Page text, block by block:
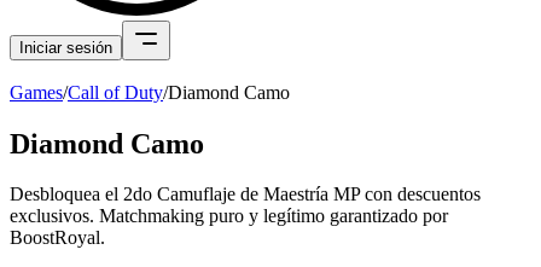
Iniciar sesión
Games/Call of Duty/Diamond Camo
Diamond Camo
Desbloquea el 2do Camuflaje de Maestría MP con descuentos
exclusivos. Matchmaking puro y legítimo garantizado por
BoostRoyal.